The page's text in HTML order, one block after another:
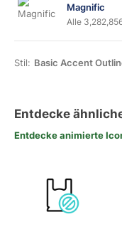
Magnific
Alle
Stil: Basic Accent
Entdecke
Entdecke animierte